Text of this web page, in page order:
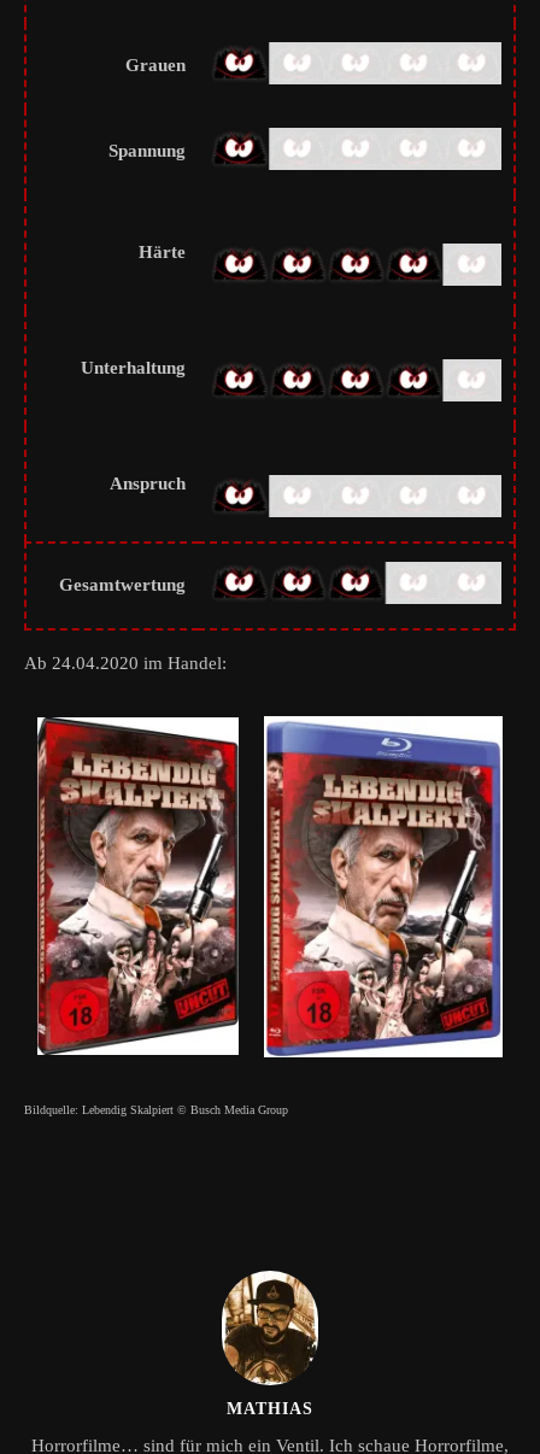
Grauen
Spannung
Härte
Unterhaltung
Anspruch
Gesamtwertung
Ab 24.04.2020 im Handel:
Bildquelle: Lebendig Skalpiert © Busch Media Group
MATHIAS
Horrorfilme… sind für mich ein Ventil. Ich schaue Horrorfilme,